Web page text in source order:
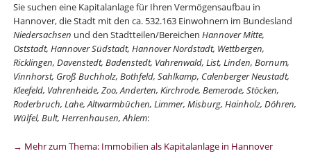
Sie suchen eine Kapitalanlage für Ihren Vermögensaufbau in
Hannover, die Stadt mit den ca. 532.163 Einwohnern im Bundesland
Niedersachsen und den Stadtteilen/Bereichen Hannover Mitte,
Oststadt, Hannover Südstadt, Hannover Nordstadt, Wettbergen,
Ricklingen, Davenstedt, Badenstedt, Vahrenwald, List, Linden, Bornum,
Vinnhorst, Groß Buchholz, Bothfeld, Sahlkamp, Calenberger Neustadt,
Kleefeld, Vahrenheide, Zoo, Anderten, Kirchrode, Bemerode, Stöcken,
Roderbruch, Lahe, Altwarmbüchen, Limmer, Misburg, Hainholz, Döhren,
Wülfel, Bult, Herrenhausen, Ahlem:
→ Mehr zum Thema: Immobilien als Kapitalanlage in Hannover